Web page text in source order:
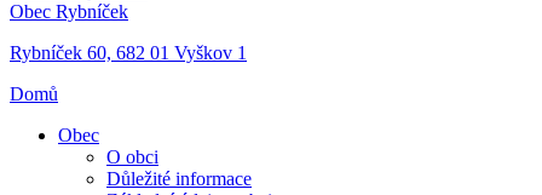
Obec Rybníček
Rybníček 60, 682 01 Vyškov 1
Domů
Obec
O obci
Důležité informace